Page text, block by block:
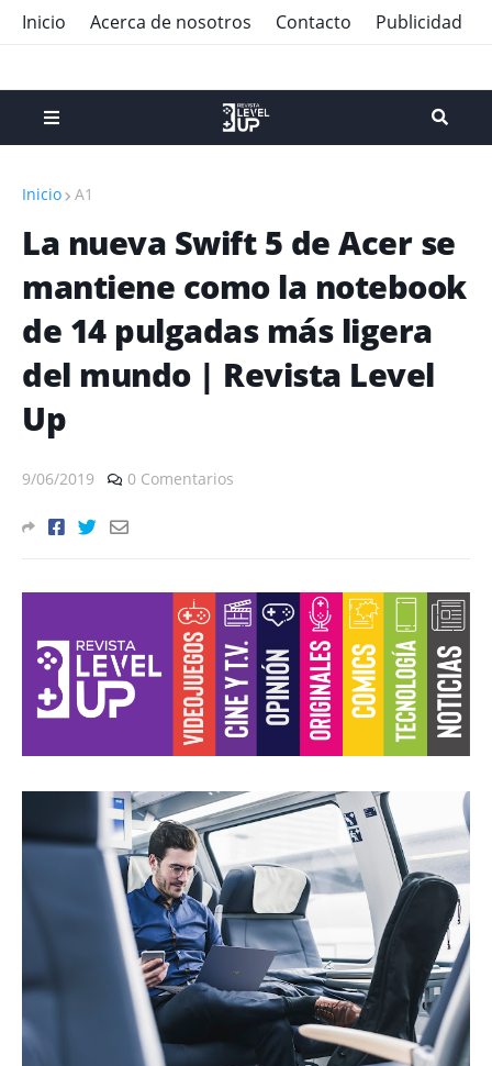
Inicio Acerca de nosotros Contacto Publicidad
Inicio A1
La nueva Swift 5 de Acer se
mantiene como la notebook
de 14 pulgadas más ligera
del mundo | Revista Level
Up
9/06/2019 0 Comentarios